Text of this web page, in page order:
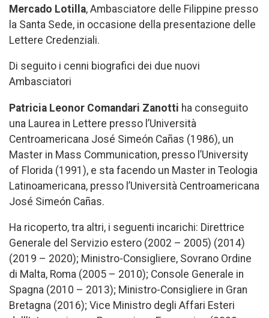
Mercado Lotilla, Ambasciatore delle Filippine presso
la Santa Sede, in occasione della presentazione delle
Lettere Credenziali.
Di seguito i cenni biografici dei due nuovi
Ambasciatori
Patricia Leonor Comandari Zanotti ha conseguito
una Laurea in Lettere presso l’Università
Centroamericana José Simeón Cañas (1986), un
Master in Mass Communication, presso l’University
of Florida (1991), e sta facendo un Master in Teologia
Latinoamericana, presso l’Università Centroamericana
José Simeón Cañas.
Ha ricoperto, tra altri, i seguenti incarichi: Direttrice
Generale del Servizio estero (2002 – 2005) (2014)
(2019 – 2020); Ministro-Consigliere, Sovrano Ordine
di Malta, Roma (2005 – 2010); Console Generale in
Spagna (2010 – 2013); Ministro-Consigliere in Gran
Bretagna (2016); Vice Ministro degli Affari Esteri